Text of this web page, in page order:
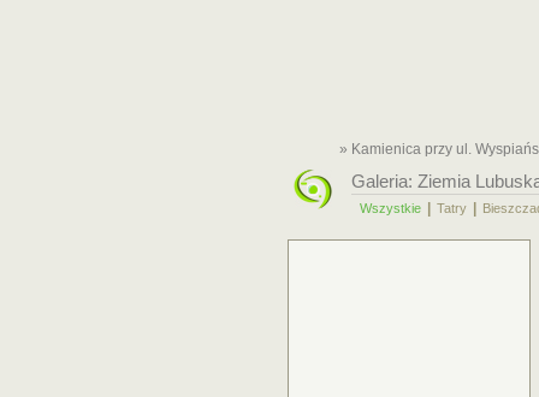
» Kamienica przy ul.
Galeria: Ziemia
Wszystkie Tatry